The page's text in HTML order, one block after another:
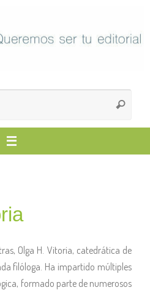
Olga H. Vitoria, catedrática de
filóloga. Ha impartido múltiples
formado parte de numerosos